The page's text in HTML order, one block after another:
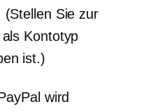
(Stellen Sie zur
Kontotyp
ist.)
wird